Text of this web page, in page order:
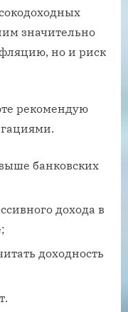
значительно
но и риск
рекомендую
банковских
дохода в
доходность